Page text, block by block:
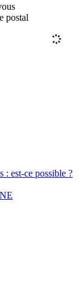
postal
: est-ce possible ?